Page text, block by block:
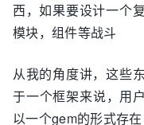
西，如果要设计一个
模块，组件等战斗
从我的角度讲，这些
于一个框架来说，用
以一个gem的形式存